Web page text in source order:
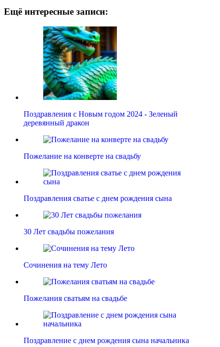
Ещё интересные записи:
Поздравления с Новым годом 2024 - Зеленый
деревянный дракон
Пожелание на конверте на свадьбу
Поздравления сватье с днем рождения сына
30 Лет свадьбы пожелания
Сочинения на тему Лето
Пожелания сватьям на свадьбе
Поздравление с днем рождения сына начальника